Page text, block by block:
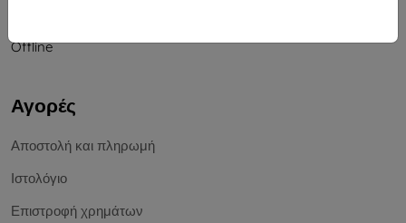
Offline
Αγορές
Αποστολή και πληρωμή
Ιστολόγιο
Επιστροφή χρημάτων